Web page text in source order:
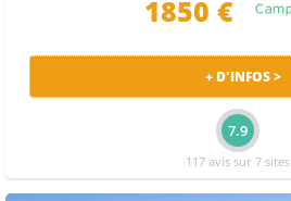
1850 €
+ D'INFOS >
7.9
117 avis sur 7 sites